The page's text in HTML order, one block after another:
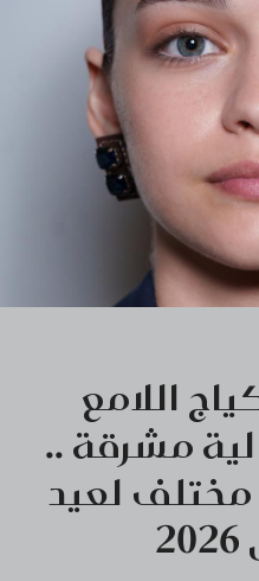
اللامع
مشرقة ..
لعيد